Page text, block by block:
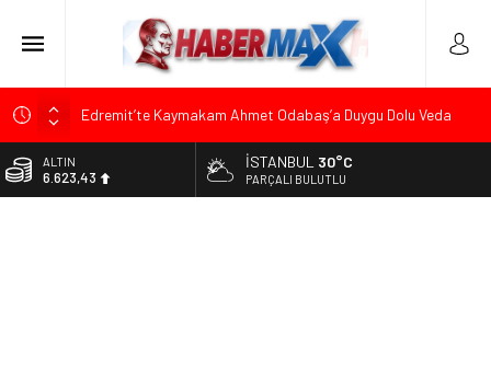
Edremit’te Kaymakam Ahmet Odabaş’a Duygu Dolu Veda
Tarihçi Yusuf Halaçoğlu’ndan TBMM’ye Sunulan Yasa Teklifine
Sert Eleştiri: “Osmanlı’nın Hukuk Anlayışının Gerisine
ALTIN
6.623,43
İSTANBUL 30°C
PARÇALI BULUTLU